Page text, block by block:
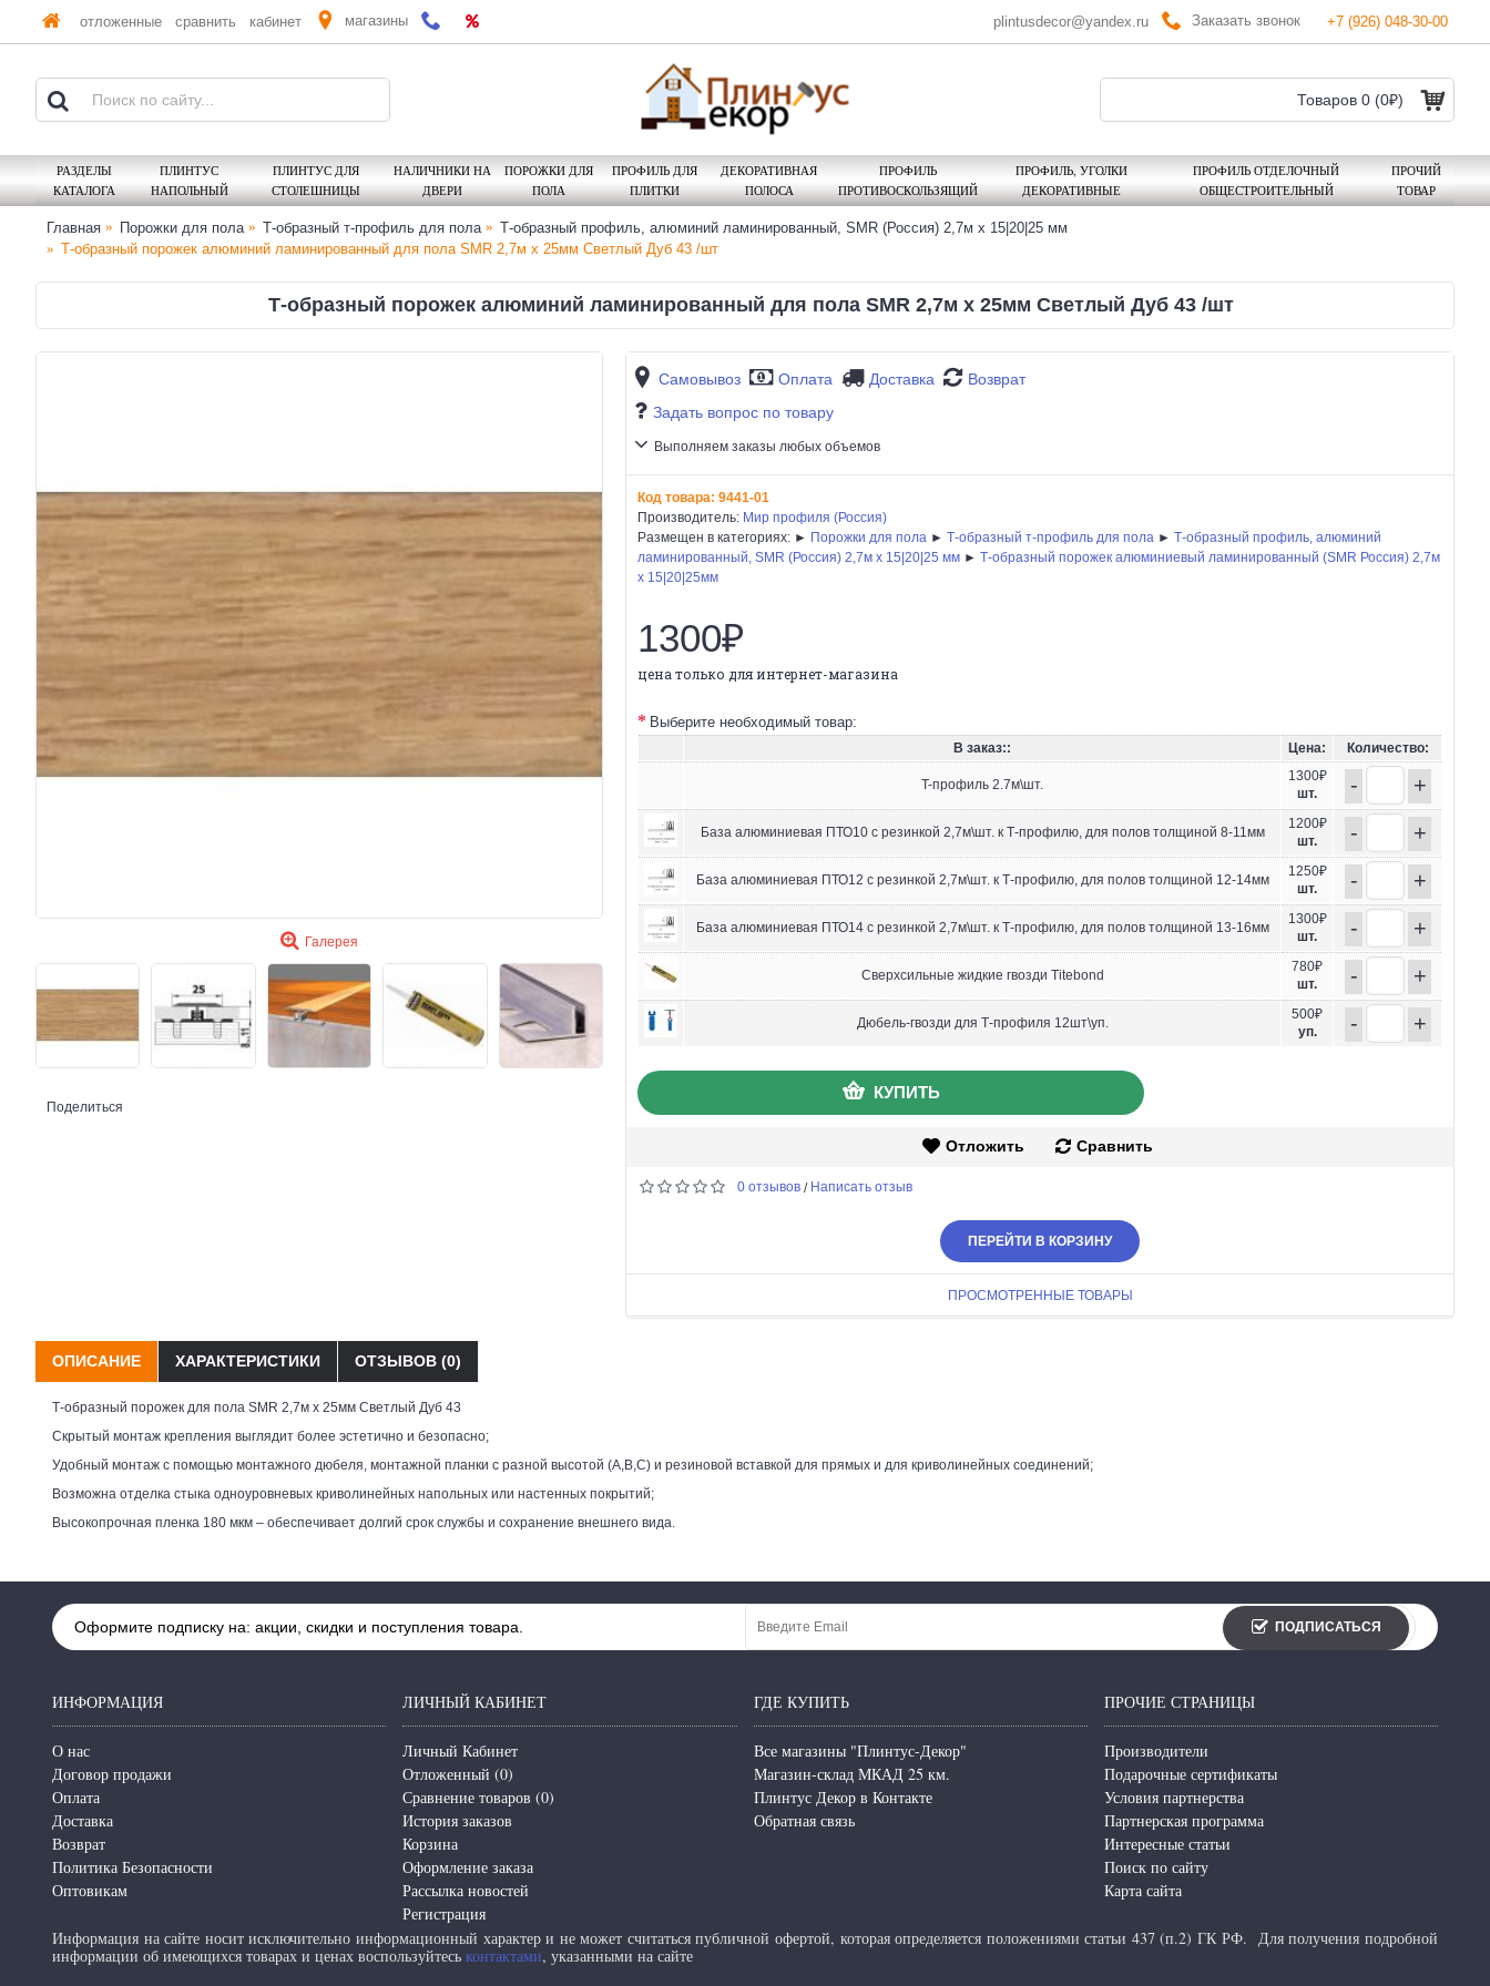
отложенные сравнить кабинет магазины plintusdecor@yandex.ru Заказать звонок +7 (926) 048-30-00
Товаров 0 (0₽)
РАЗДЕЛЫ
КАТАЛОГА
ПЛИНТУС
НАПОЛЬНЫЙ
ПЛИНТУС ДЛЯ
СТОЛЕШНИЦЫ
НАЛИЧНИКИ НА
ДВЕРИ
ПОРОЖКИ ДЛЯ
ПОЛА
ПРОФИЛЬ ДЛЯ
ПЛИТКИ
ДЕКОРАТИВНАЯ
ПОЛОСА
ПРОФИЛЬ
ПРОТИВОСКОЛЬЗЯЩИЙ
ПРОФИЛЬ, УГОЛКИ
ДЕКОРАТИВНЫЕ
ПРОФИЛЬ ОТДЕЛОЧНЫЙ
ОБЩЕСТРОИТЕЛЬНЫЙ
ПРОЧИЙ
ТОВАР
Главная Порожки для пола Т-образный т-профиль для пола
Т-образный профиль, алюминий ламинированный, SMR (Россия) 2,7м х 15|20|25 мм
Т-образный порожек алюминий ламинированный для пола SMR 2,7м х 25мм Светлый Дуб 43 /шт
Т-образный порожек алюминий ламинированный для пола SMR 2,7м х 25мм Светлый Дуб 43 /шт
Галерея
Поделиться
Самовывоз Оплата Доставка
Возврат
Задать вопрос по товару
Выполняем заказы любых объемов
Код товара: 9441-01
Производитель: Мир профиля (Россия)
Размещен в категориях: ► Порожки для пола ► Т-образный т-профиль для пола ► Т-образный профиль, алюминий
ламинированный, SMR (Россия) 2,7м х 15|20|25 мм ► Т-образный порожек алюминиевый ламинированный (SMR Россия) 2,7м
х 15|20|25мм
1300₽
цена только для интернет-магазина
Выберите необходимый товар:
В заказ:: Цена: Количество:
T-профиль 2.7м\шт.
1300₽
шт.
- +
База алюминиевая ПТО10 с резинкой 2,7м\шт. к Т-профилю, для полов толщиной 8-11мм
1200₽
шт.
- +
База алюминиевая ПТО12 с резинкой 2,7м\шт. к Т-профилю, для полов толщиной 12-14мм
1250₽
шт.
- +
База алюминиевая ПТО14 с резинкой 2,7м\шт. к Т-профилю, для полов толщиной 13-16мм
1300₽
шт.
- +
Сверхсильные жидкие гвозди Titebond
780₽
шт.
- +
Дюбель-гвозди для Т-профиля 12шт\уп.
500₽
уп.
- +
КУПИТЬ
Отложить Сравнить
0 отзывов / Написать отзыв
ПЕРЕЙТИ В КОРЗИНУ
ПРОСМОТРЕННЫЕ ТОВАРЫ
ОПИСАНИЕ ХАРАКТЕРИСТИКИ ОТЗЫВОВ (0)
Т-образный порожек для пола SMR 2,7м х 25мм Светлый Дуб 43
Скрытый монтаж крепления выглядит более эстетично и безопасно;
Удобный монтаж с помощью монтажного дюбеля, монтажной планки с разной высотой (А,В,С) и резиновой вставкой для прямых и для криволинейных соединений;
Возможна отделка стыка одноуровневых криволинейных напольных или настенных покрытий;
Высокопрочная пленка 180 мкм – обеспечивает долгий срок службы и сохранение внешнего вида.
Оформите подписку на: акции, скидки и поступления товара. ПОДПИСАТЬСЯ
ИНФОРМАЦИЯ
О нас
Договор продажи
Оплата
Доставка
Возврат
Политика Безопасности
Оптовикам
ЛИЧНЫЙ КАБИНЕТ
Личный Кабинет
Отложенный (0)
Сравнение товаров (0)
История заказов
Корзина
Оформление заказа
Рассылка новостей
Регистрация
ГДЕ КУПИТЬ
Все магазины "Плинтус-Декор"
Магазин-склад МКАД 25 км.
Плинтус Декор в Контакте
Обратная связь
ПРОЧИЕ СТРАНИЦЫ
Производители
Подарочные сертификаты
Условия партнерства
Партнерская программа
Интересные статьи
Поиск по сайту
Карта сайта
Информация на сайте носит исключительно информационный характер и не может считаться публичной офертой, которая определяется положениями статьи 437 (п.2) ГК РФ. Для получения подробной
информации об имеющихся товарах и ценах воспользуйтесь контактами, указанными на сайте